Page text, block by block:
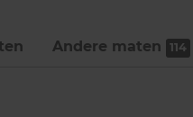
Andere maten 114